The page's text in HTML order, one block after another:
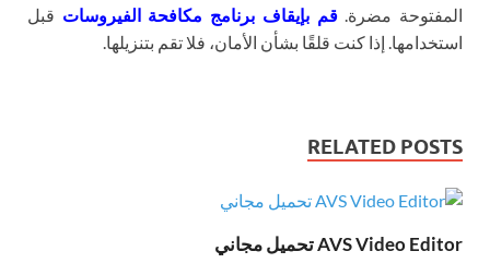
المفتوحة مضرة.قم بإيقاف برنامج مكافحة الفيروسات قبل
استخدامها. إذا كنت قلقًا بشأن الأمان، فلا تقم بتنزيلها.
RELATED POSTS
AVS Video Editor تحميل مجاني